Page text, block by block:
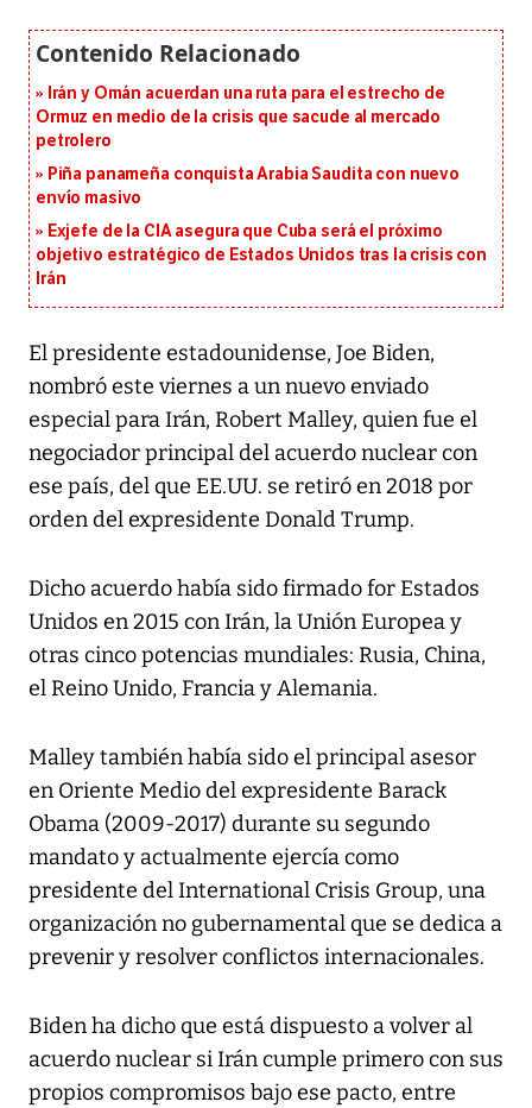
Irán y Omán acuerdan una ruta para el estrecho de
Ormuz en medio de la crisis que sacude al mercado
petrolero
Piña panameña conquista Arabia Saudita con nuevo
envío masivo
Exjefe de la CIA asegura que Cuba será el próximo
objetivo estratégico de Estados Unidos tras la crisis con
Irán
El presidente estadounidense, Joe Biden,
nombró este viernes a un nuevo enviado
especial para Irán, Robert Malley, quien fue el
negociador principal del acuerdo nuclear con
ese país, del que EE.UU. se retiró en 2018 por
orden del expresidente Donald Trump.
Dicho acuerdo había sido firmado for Estados
Unidos en 2015 con Irán, la Unión Europea y
otras cinco potencias mundiales: Rusia, China,
el Reino Unido, Francia y Alemania.
Malley también había sido el principal asesor
en Oriente Medio del expresidente Barack
Obama (2009-2017) durante su segundo
mandato y actualmente ejercía como
presidente del International Crisis Group, una
organización no gubernamental que se dedica a
prevenir y resolver conflictos internacionales.
Biden ha dicho que está dispuesto a volver al
acuerdo nuclear si Irán cumple primero con sus
propios compromisos bajo ese pacto, entre